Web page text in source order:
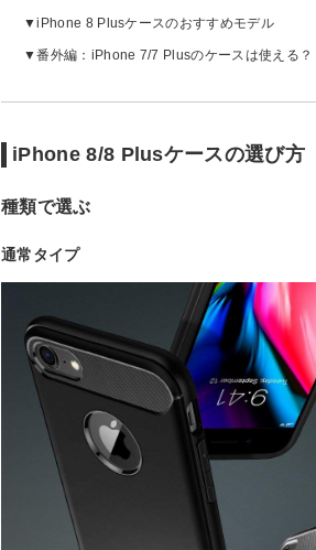
iPhone 8 Plusケースのおすすめモデル
番外編：iPhone 7/7 Plusのケースは使える？
iPhone 8/8 Plusケースの選び方
種類で選ぶ
通常タイプ